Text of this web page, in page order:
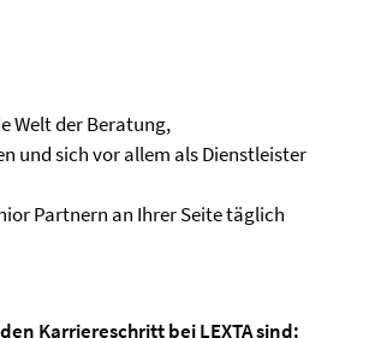
Welt der Beratung,
und sich vor allem als Dienstleister
Partnern an Ihrer Seite täglich
Karriereschritt bei LEXTA sind: